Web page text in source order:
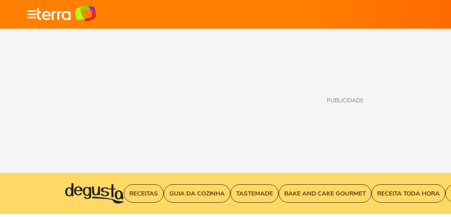
PUBLICIDADE
RECEITAS GUIA DA COZINHA TASTEMADE BAKE AND CAKE GOURMET RECEITA TODA HORA